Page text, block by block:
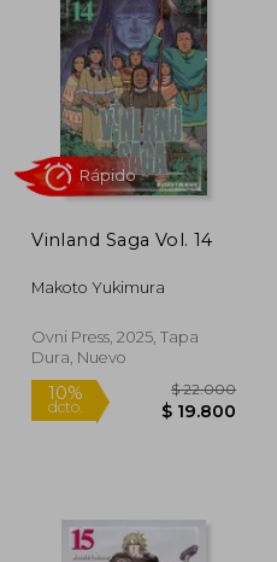
10%
Vinland Saga Vol. 14
Makoto Yukimura
Ovni Press, 2025, Tapa
Dura, Nuevo
Rápido